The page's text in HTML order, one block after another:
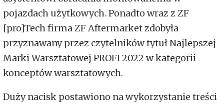
pojazdach użytkowych. Ponadto wraz z ZF
[pro]Tech firma ZF Aftermarket zdobyła
przyznawany przez czytelników tytuł Najlepszej
Marki Warsztatowej PROFI 2022 w kategorii
konceptów warsztatowych.
Duży nacisk postawiono na wykorzystanie treści